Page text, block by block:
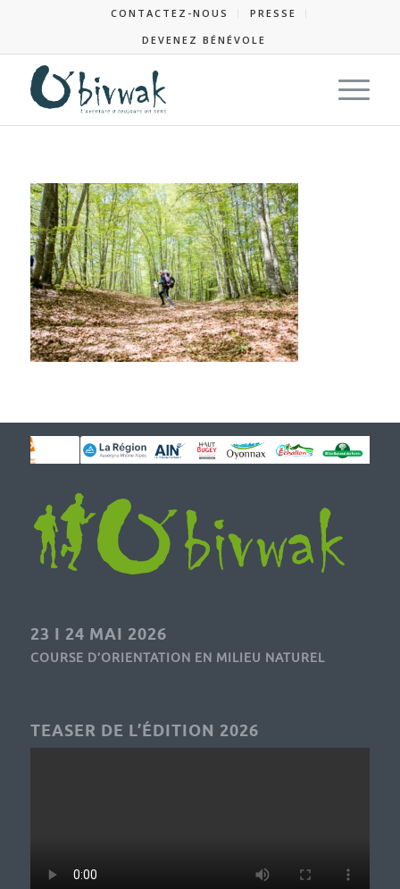
CONTACTEZ-NOUS
PRESSE
DEVENEZ BÉNÉVOLE
23 I 24 MAI 2026
COURSE D’ORIENTATION EN MILIEU NATUREL
TEASER DE L’ÉDITION 2026